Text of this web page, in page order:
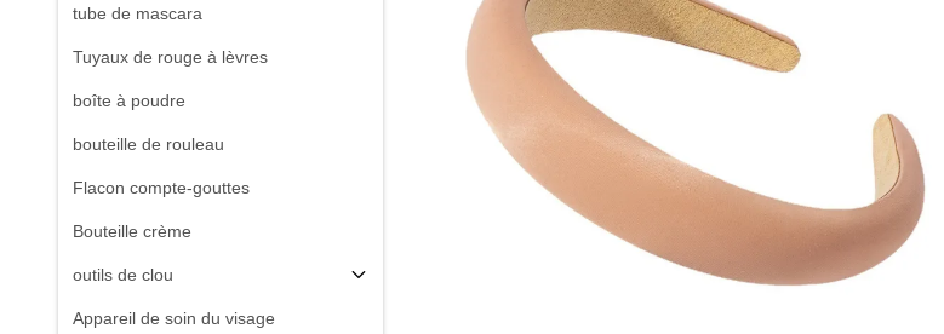
tube de mascara
Tuyaux de rouge à lèvres
boîte à poudre
bouteille de rouleau
Flacon compte-gouttes
Bouteille crème
outils de clou
Appareil de soin du visage